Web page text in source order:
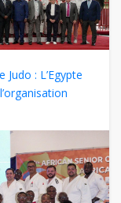
: L’Egypte